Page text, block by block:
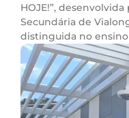
HOJE!”,
Secundária de
distinguida no